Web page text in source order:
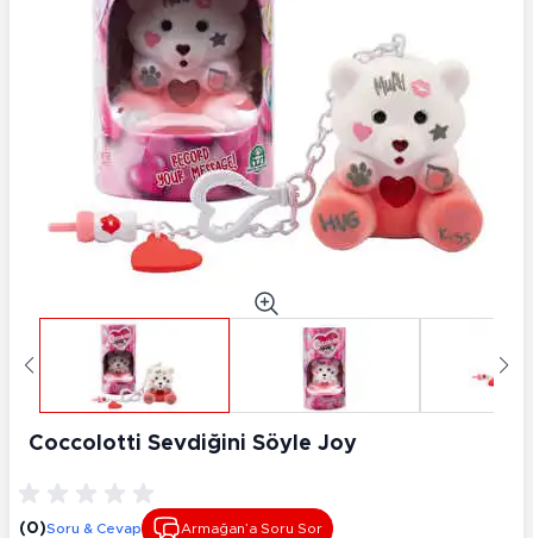
Coccolotti Sevdiğini Söyle Joy
(0)Soru & Cevap Armağan’a Soru Sor